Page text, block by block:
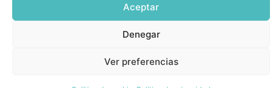
Aceptar
Denegar
Ver preferencias
de
privacidad
denuncias)